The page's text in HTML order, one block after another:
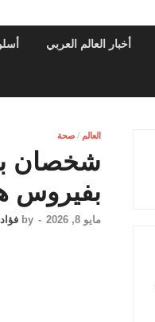
أخبار العالم العربي
العالم / صحة
شخصان
بفيروس
مايو 8, 2026 -
by